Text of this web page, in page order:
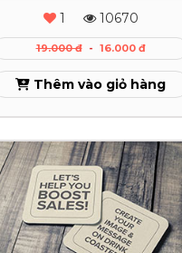
Xo
Theo
Cầu
Xem
1 10670
19.000 đ - 16.000 đ
Thêm vào giỏ hàng
In
Đế
Lót